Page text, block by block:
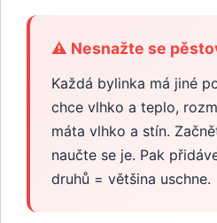
⚠️ Nesnažte se
Každá bylinka má jiné
chce vlhko a teplo,
máta vlhko a stín.
naučte se je. Pak
druhů = většina uschne.